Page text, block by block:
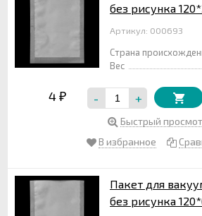
без рисунка
Артикул: 000693
Страна
Вес
4 ₽ - +
Быстрый
В избранное
Пакет для
без рисунка